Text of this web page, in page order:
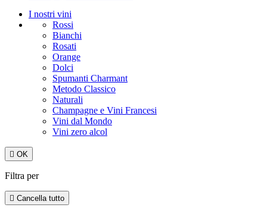
I nostri vini
Rossi
Bianchi
Rosati
Orange
Dolci
Spumanti Charmant
Metodo Classico
Naturali
Champagne e Vini Francesi
Vini dal Mondo
Vini zero alcol
 OK
Filtra per
 Cancella tutto